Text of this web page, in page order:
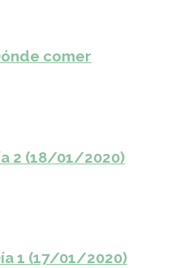
comer
2 (18/01/2020)
1 (17/01/2020)